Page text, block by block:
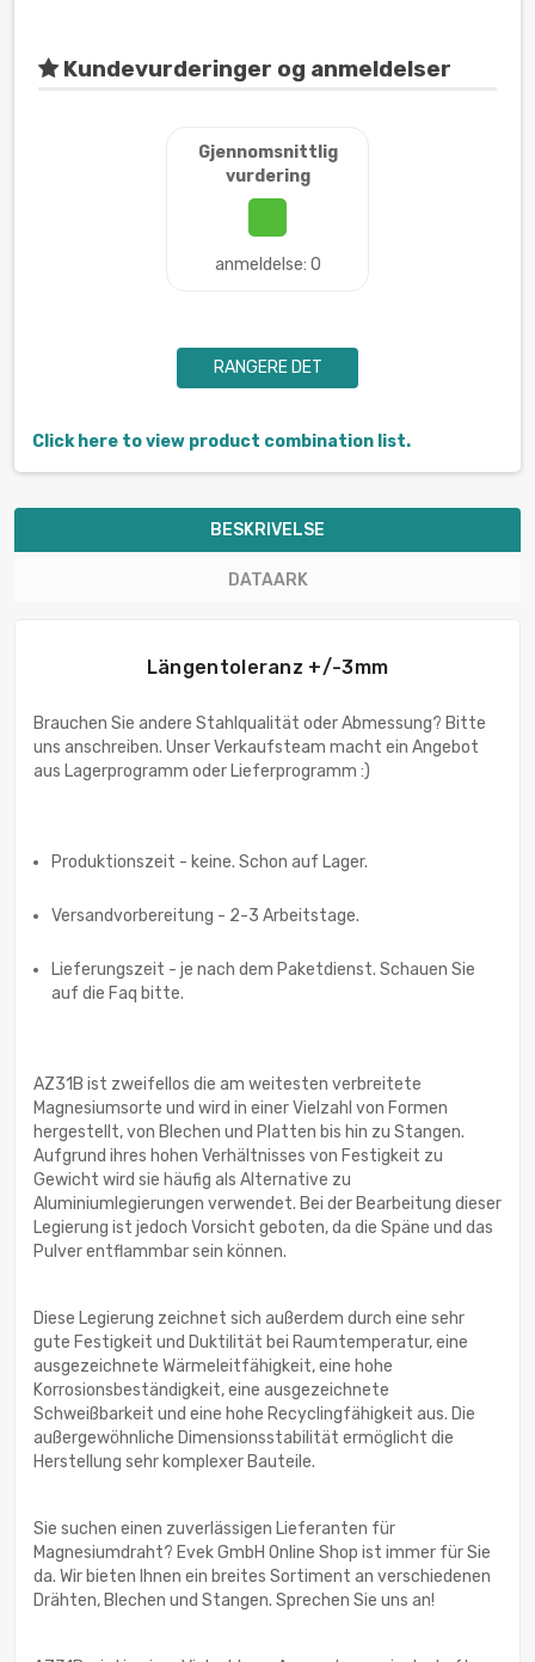
Kundevurderinger og anmeldelser
Gjennomsnittlig
vurdering
anmeldelse: 0
RANGERE DET
Click here to view product combination list.
BESKRIVELSE
DATAARK
Längentoleranz +/-3mm
Brauchen Sie andere Stahlqualität oder Abmessung? Bitte
uns anschreiben. Unser Verkaufsteam macht ein Angebot
aus Lagerprogramm oder Lieferprogramm :)
Produktionszeit - keine. Schon auf Lager.
Versandvorbereitung - 2-3 Arbeitstage.
Lieferungszeit - je nach dem Paketdienst. Schauen Sie
auf die Faq bitte.
AZ31B ist zweifellos die am weitesten verbreitete
Magnesiumsorte und wird in einer Vielzahl von Formen
hergestellt, von Blechen und Platten bis hin zu Stangen.
Aufgrund ihres hohen Verhältnisses von Festigkeit zu
Gewicht wird sie häufig als Alternative zu
Aluminiumlegierungen verwendet. Bei der Bearbeitung dieser
Legierung ist jedoch Vorsicht geboten, da die Späne und das
Pulver entflammbar sein können.
Diese Legierung zeichnet sich außerdem durch eine sehr
gute Festigkeit und Duktilität bei Raumtemperatur, eine
ausgezeichnete Wärmeleitfähigkeit, eine hohe
Korrosionsbeständigkeit, eine ausgezeichnete
Schweißbarkeit und eine hohe Recyclingfähigkeit aus. Die
außergewöhnliche Dimensionsstabilität ermöglicht die
Herstellung sehr komplexer Bauteile.
Sie suchen einen zuverlässigen Lieferanten für
Magnesiumdraht? Evek GmbH Online Shop ist immer für Sie
da. Wir bieten Ihnen ein breites Sortiment an verschiedenen
Drähten, Blechen und Stangen. Sprechen Sie uns an!